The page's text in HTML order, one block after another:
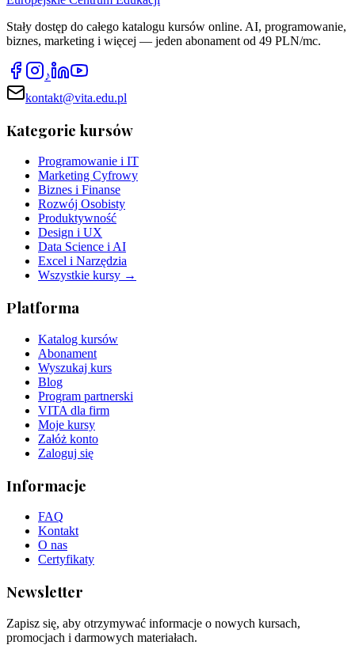
Stały dostęp do całego katalogu kursów online. AI, programowanie,
biznes, marketing i więcej — jeden abonament od 49 PLN/mc.
♪
kontakt@vita.edu.pl
Kategorie kursów
Programowanie i IT
Marketing Cyfrowy
Biznes i Finanse
Rozwój Osobisty
Produktywność
Design i UX
Data Science i AI
Excel i Narzędzia
Wszystkie kursy →
Platforma
Katalog kursów
Abonament
Wyszukaj kurs
Blog
Program partnerski
VITA dla firm
Moje kursy
Załóż konto
Zaloguj się
Informacje
FAQ
Kontakt
O nas
Certyfikaty
Newsletter
Zapisz się, aby otrzymywać informacje o nowych kursach,
promocjach i darmowych materiałach.